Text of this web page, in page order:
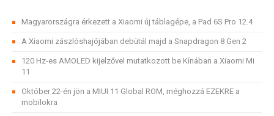
Magyarországra érkezett a Xiaomi új táblagépe, a Pad 6S Pro 12.4
A Xiaomi zászlóshajójában debütál majd a Snapdragon 8 Gen 2
120 Hz-es AMOLED kijelzővel mutatkozott be Kínában a Xiaomi Mi
11
Október 22-én jön a MIUI 11 Global ROM, méghozzá EZEKRE a
mobilokra